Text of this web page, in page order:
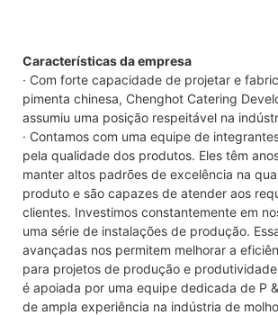
Características da empresa
· Com forte capacidade de projetar e
pimenta chinesa, Chenghot Catering
assumiu uma posição respeitável na
· Contamos com uma equipe de
pela qualidade dos produtos. Eles têm
manter altos padrões de excelência na
produto e são capazes de atender aos
clientes. Investimos constantemente em
uma série de instalações de produção.
avançadas nos permitem melhorar a
para projetos de produção e
é apoiada por uma equipe dedicada de P
de ampla experiência na indústria de